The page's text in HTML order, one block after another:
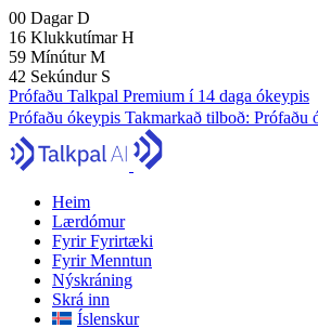
00 DagarD
16 KlukkutímarH
59 MínúturM
41 Sekúndur S
Prófaðu Talkpal Premium í 14 daga ókeypis
Prófaðu ókeypis Takmarkað tilboð: Prófaðu
Heim
Lærdómur
Fyrir Fyrirtæki
Fyrir Menntun
Nýskráning
Skrá inn
Íslenskur